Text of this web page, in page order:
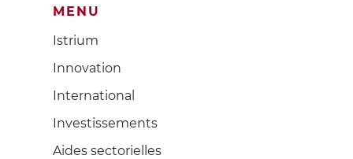
MENU
Istrium
Innovation
International
Investissements
Aides sectorielles